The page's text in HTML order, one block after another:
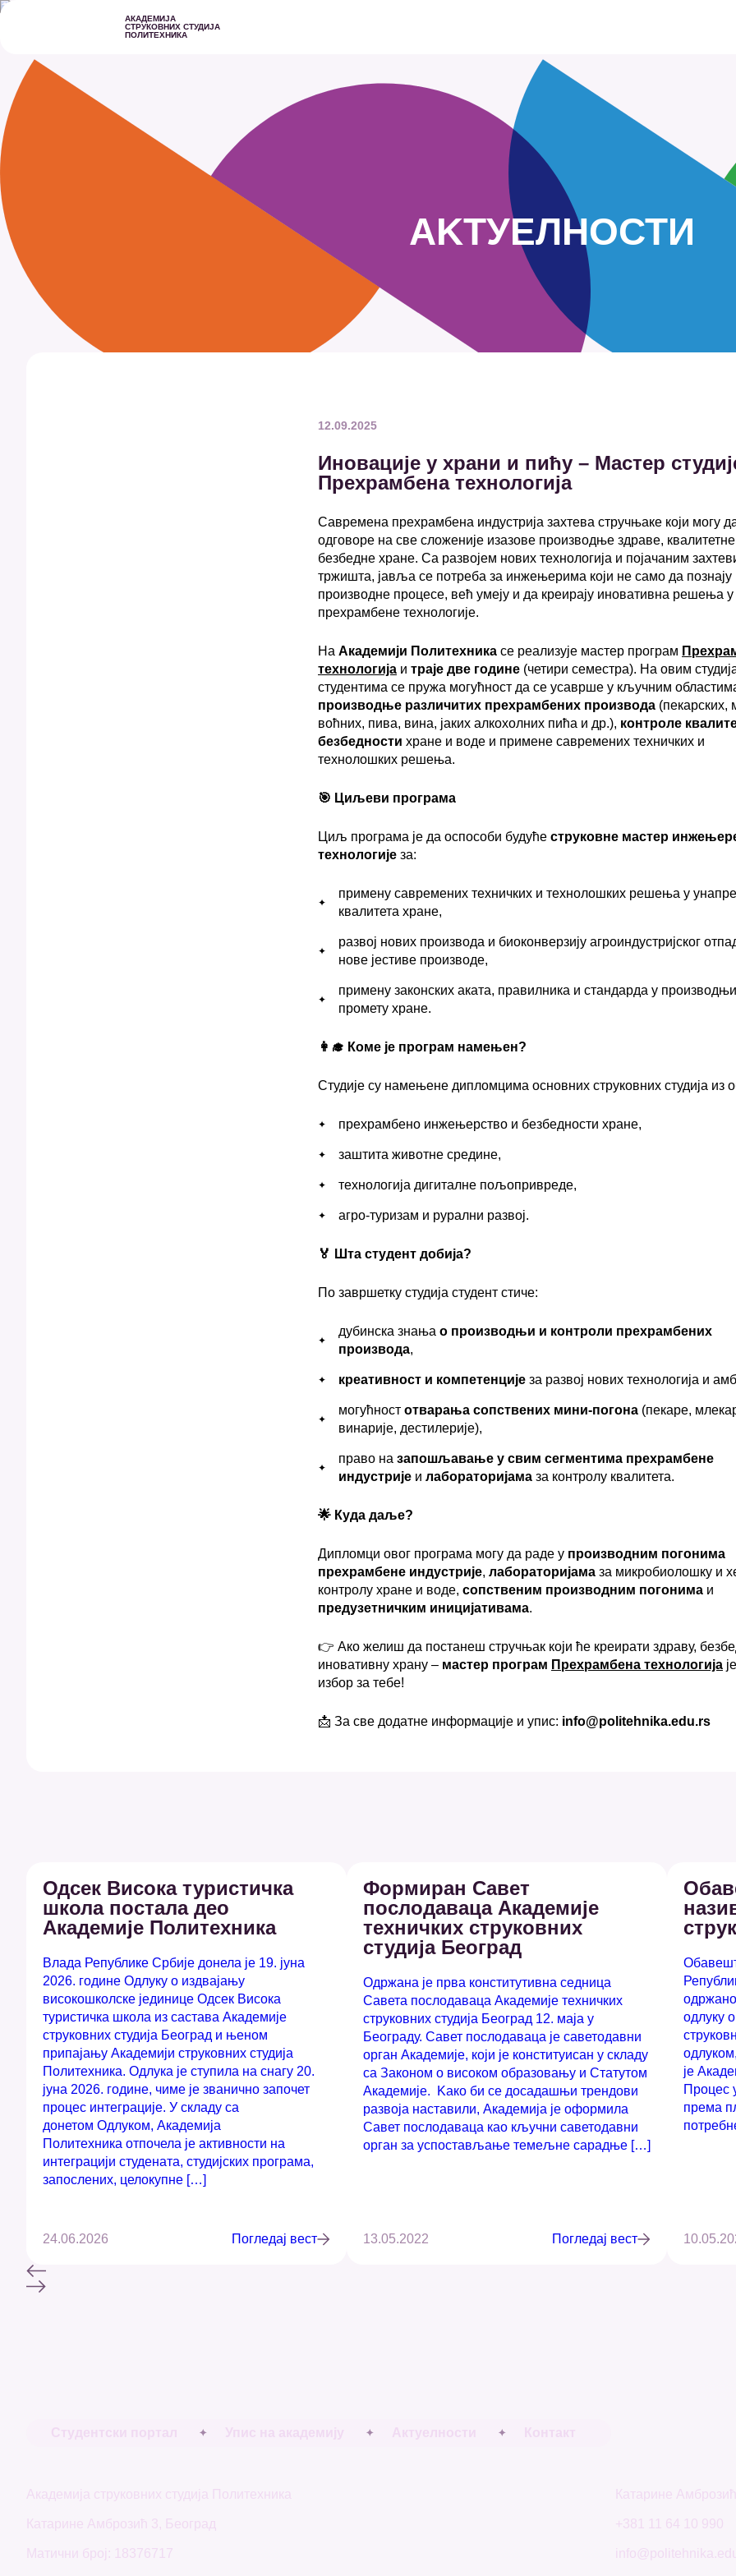
АКАДЕМИЈА
СТРУКОВНИХ СТУДИЈА
ПОЛИТЕХНИКА
АKТУЕЛНОСТИ
12.09.2025
Иновације у храни и пићу – Мастер
Прехрамбена технологија
Савремена прехрамбена индустрија захтева стручњаке који могу
одговоре на све сложеније изазове производње здраве,
безбедне хране. Са развојем нових технологија и појачаним
тржишта, јавља се потреба за инжењерима који не само да познају
производне процесе, већ умеју и да креирају иновативна решења у
прехрамбене технологије.
На Академији Политехника се реализује мастер програм
технологија и траје две године (четири семестра). На овим
студентима се пружа могућност да се усаврше у кључним
производње различитих прехрамбених производа (пекарских,
воћних, пива, вина, јаких алкохолних пића и др.), контроле
безбедности хране и воде и примене савремених техничких и
технолошких решења.
🎯 Циљеви програма
Циљ програма је да оспособи будуће струковне мастер
технологије за:
примену савремених техничких и технолошких решења у
квалитета хране,
развој нових производа и биоконверзију агроиндустријског
нове јестиве производе,
примену законских аката, правилника и стандарда у
промету хране.
👩‍🎓 Коме је програм намењен?
Студије су намењене дипломцима основних струковних студија из
прехрамбено инжењерство и безбедности хране,
заштита животне средине,
технологија дигиталне пољопривреде,
агро-туризам и рурални развој.
🏅 Шта студент добија?
По завршетку студија студент стиче:
дубинска знања о производњи и контроли прехрамбених
производа,
креативност и компетенције за развој нових технологија и
могућност отварања сопствених мини-погона (пекаре,
винарије, дестилерије),
право на запошљавање у свим сегментима прехрамбене
индустрије и лабораторијама за контролу квалитета.
🌟 Куда даље?
Дипломци овог програма могу да раде у производним погонима
прехрамбене индустрије, лабораторијама за микробиолошку и
контролу хране и воде, сопственим производним погонима и
предузетничким иницијативама.
👉 Ако желиш да постанеш стручњак који ће креирати здраву,
иновативну храну – мастер програм Прехрамбена технологија
избор за тебе!
📩 За све додатне информације и упис: info@politehnika.edu.rs
Одсек Висока туристичка
школа постала део
Академије Политехника
Влада Републике Србије донела је 19. јуна
2026. године Одлуку о издвајању
високошколске јединице Одсек Висока
туристичка школа из састава Академије
струковних студија Београд и њеном
припајању Академији струковних студија
Политехника. Одлука је ступила на снагу 20.
јуна 2026. године, чиме је званично започет
процес интеграције. У складу са
донетом Одлуком, Академија
Политехника отпочела је активности на
интеграцији студената, студијских програма,
запослених, целокупне […]
24.06.2026 Погледај вест
Формиран Савет
послодаваца Академије
техничких струковних
студија Београд
Oдржана је прва конститутивна седница
Савета послодаваца Академије техничких
струковних студија Београд 12. маја у
Београду. Савет послодаваца је саветодавни
орган Академије, који је конституисан у складу
са Законом о високом образовању и Статутом
Академије. Kако би се досадашњи трендови
развоја наставили, Академија је оформила
Савет послодаваца као кључни саветодавни
орган за успостављање темељне сарадње […]
13.05.2022 Погледај вест
одлуку
је
Процес
према
Студентски портал Упис на академију Актуелности Контакт
Академија струковних студија Политехника
Катарине Амброзић 3, Београд
Матични број: 18376717
Катарине
+381 11 64 10 990